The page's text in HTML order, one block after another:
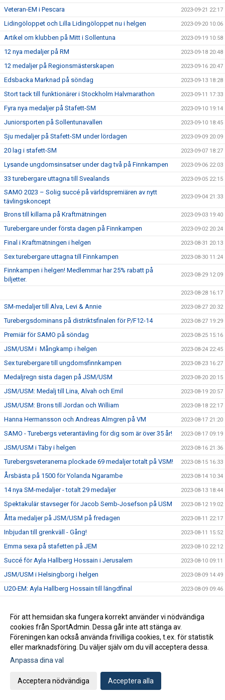
Veteran-EM i Pescara 2023-09-21 22:17
Lidingöloppet och Lilla Lidingöloppet nu i helgen 2023-09-20 10:06
Artikel om klubben på Mitt i Sollentuna 2023-09-19 10:58
12 nya medaljer på RM 2023-09-18 20:48
12 medaljer på Regionsmästerskapen 2023-09-16 20:47
Edsbacka Marknad på söndag 2023-09-13 18:28
Stort tack till funktionärer i Stockholm Halvmarathon 2023-09-11 17:33
Fyra nya medaljer på Stafett-SM 2023-09-10 19:14
Juniorsporten på Sollentunavallen 2023-09-10 18:45
Sju medaljer på Stafett-SM under lördagen 2023-09-09 20:09
20 lag i stafett-SM 2023-09-07 18:27
Lysande ungdomsinsatser under dag två på Finnkampen 2023-09-06 22:03
33 turebergare uttagna till Svealands 2023-09-05 22:15
SAMO 2023 – Solig succé på världspremiären av nytt
tävlingskoncept
2023-09-04 21:33
Brons till killarna på Kraftmätningen 2023-09-03 19:40
Turebergare under första dagen på Finnkampen 2023-09-02 20:24
Final i Kraftmätningen i helgen 2023-08-31 20:13
Sex turebergare uttagna till Finnkampen 2023-08-30 11:24
Finnkampen i helgen! Medlemmar har 25% rabatt på
biljetter.
2023-08-29 12:09
2023-08-28 16:17
SM-medaljer till Alva, Levi & Annie 2023-08-27 20:32
Turebergsdominans på distriktsfinalen för P/F12-14 2023-08-27 19:29
Premiär för SAMO på söndag 2023-08-25 15:16
JSM/USM i Mångkamp i helgen 2023-08-24 22:45
Sex turebergare till ungdomsfinnkampen 2023-08-23 16:27
Medaljregn sista dagen på JSM/USM 2023-08-20 20:15
JSM/USM: Medalj till Lina, Alvah och Emil 2023-08-19 20:57
JSM/USM: Brons till Jordan och William 2023-08-18 22:17
Hanna Hermansson och Andreas Almgren på VM 2023-08-17 21:20
SAMO - Turebergs veterantävling för dig som är över 35 år! 2023-08-17 09:19
JSM/USM i Täby i helgen 2023-08-16 21:36
Turebergsveteranerna plockade 69 medaljer totalt på VSM! 2023-08-15 16:33
Årsbästa på 1500 för Yolanda Ngarambe 2023-08-14 10:34
14 nya SM-medaljer - totalt 29 medaljer 2023-08-13 18:44
Spektakulär stavseger för Jacob Semb-Josefson på USM 2023-08-12 19:02
Åtta medaljer på JSM/USM på fredagen 2023-08-11 22:17
Inbjudan till grenkväll - Gång! 2023-08-11 15:52
Emma sexa på stafetten på JEM 2023-08-10 22:12
Succé för Ayla Hallberg Hossain i Jerusalem 2023-08-10 09:11
JSM/USM i Helsingborg i helgen 2023-08-09 14:49
U20-EM: Ayla Hallberg Hossain till längdfinal 2023-08-09 09:46
VSM i helgen 2023-08-03 22:32
Nu kör vi igen den populära prova på dagen för vuxna! 2023-08-03 11:34
Massor av bilder från SM 2023-07-31 16:02
Hanna Hermansson SM-drottning i Söderhamn
Fem medaljer på den andra SM-dagen
För att hemsidan ska fungera korrekt använder vi nödvändiga
cookies från SportAdmin. Dessa går inte att stänga av.
Föreningen kan också använda frivilliga cookies, t.ex. för statistik
eller marknadsföring. Du väljer själv om du vill acceptera dessa.
Anpassa dina val
Acceptera nödvändiga Acceptera alla